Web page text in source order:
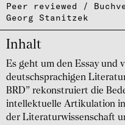
Peer reviewed /
Georg Stanitzek
Inhalt
Es geht um den Essay und
deutschsprachigen
BRD” rekonstruiert die
intellektuelle Artikulation
der Literaturwissenschaft